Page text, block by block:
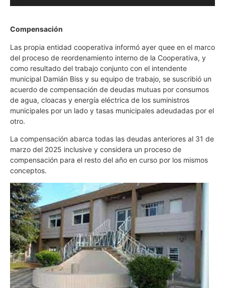
Compensación
Las propia entidad cooperativa informó ayer quee en el marco
del proceso de reordenamiento interno de la Cooperativa, y
como resultado del trabajo conjunto con el intendente
municipal Damián Biss y su equipo de trabajo, se suscribió un
acuerdo de compensación de deudas mutuas por consumos
de agua, cloacas y energía eléctrica de los suministros
municipales por un lado y tasas municipales adeudadas por el
otro.
La compensación abarca todas las deudas anteriores al 31 de
marzo del 2025 inclusive y considera un proceso de
compensación para el resto del año en curso por los mismos
conceptos.